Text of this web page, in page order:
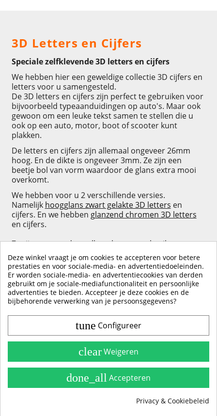
3D Letters en Cijfers
Speciale zelfklevende 3D letters en cijfers
We hebben hier een geweldige collectie 3D cijfers en
letters voor u samengesteld.
De 3D letters en cijfers zijn perfect te gebruiken voor
bijvoorbeeld typeaanduidingen op auto's. Maar ook
gewoon om een leuke tekst samen te stellen die u
ook op een auto, motor, boot of scooter kunt
plakken.
De letters en cijfers zijn allemaal ongeveer 26mm
hoog. En de dikte is ongeveer 3mm. Ze zijn een
beetje bol van vorm waardoor de glans extra mooi
overkomt.
We hebben voor u 2 verschillende versies.
Namelijk hoogglans zwart gelakte 3D letters en
cijfers. En we hebben glanzend chromen 3D letters
en cijfers.
Ze zijn gewoon door elkaar heen te gebruiken, want
ze hebben allemaal hetzelfde lettertypen en allemaal
dezelfde maten.
Alleen de kleur en afwerking is anders om juist die
andere look te creëren.
Deze winkel vraagt je om cookies te accepteren voor betere
prestaties en voor sociale-media- en advertentiedoeleinden.
Er worden sociale-media- en advertentiecookies van derden
gebruikt om je sociale-mediafunctionaliteit en persoonlijke
advertenties te bieden. Accepteer je deze cookies en de
bijbehorende verwerking van je persoonsgegevens?
tune Configureer
clearWeigeren
done_all Accepteren
Privacy & Cookiebeleid